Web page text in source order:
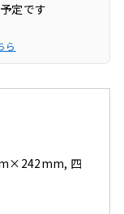
定です
ら
四